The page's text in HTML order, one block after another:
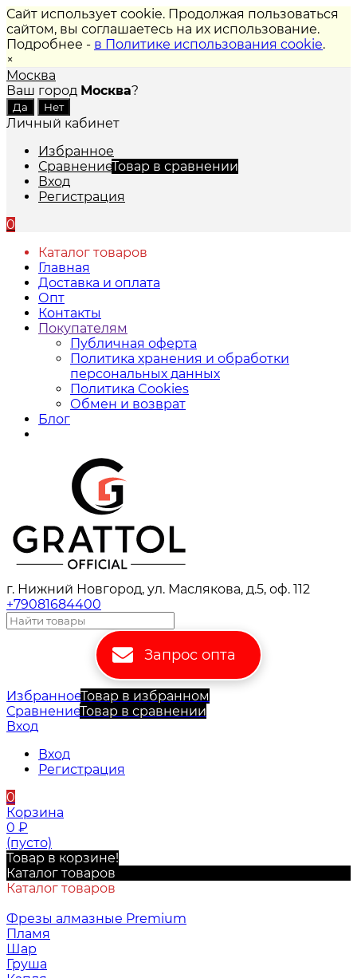
Сайт использует cookie. Продолжая пользоваться
сайтом, вы соглашаетесь на их использование.
Подробнее - в Политике использования cookie.
×
Москва
Ваш город Москва?
Личный кабинет
Избранное
СравнениеТовар в сравнении
Вход
Регистрация
0
Каталог товаров
Главная
Доставка и оплата
Опт
Контакты
Покупателям
Публичная оферта
Политика хранения и обработки
персональных данных
Политика Cookies
Обмен и возврат
Блог
г. Нижний Новгород, ул. Маслякова, д.5, оф. 112
+79081684400
Запрос опта
ИзбранноеТовар в избранном
СравнениеТовар в сравнении
Вход
Вход
Регистрация
0
Корзина
0 ₽
(пусто)
Товар в корзине!
Каталог товаров
Каталог товаров
Фрезы алмазные Premium
Пламя
Шар
Груша